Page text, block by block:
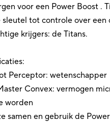
voor een Power Boost .
sleutel tot controle over een
krijgers: de Titans.
Perceptor: wetenschapper
Convex: vermogen
worden
samen en gebruik de